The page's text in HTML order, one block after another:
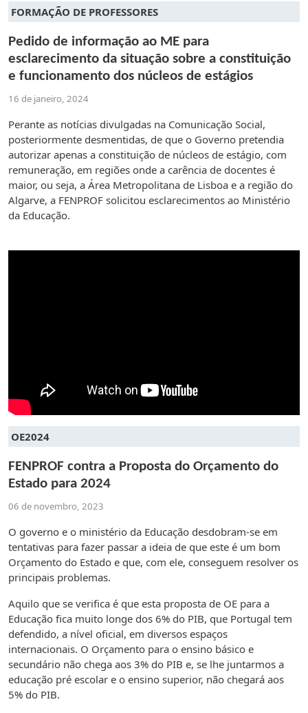
FORMAÇÃO DE PROFESSORES
Pedido de informação ao ME para
esclarecimento da situação sobre a constituição
e funcionamento dos núcleos de estágios
16 de janeiro, 2024
Perante as notícias divulgadas na Comunicação Social,
posteriormente desmentidas, de que o Governo pretendia
autorizar apenas a constituição de núcleos de estágio, com
remuneração, em regiões onde a carência de docentes é
maior, ou seja, a Área Metropolitana de Lisboa e a região do
Algarve, a FENPROF solicitou esclarecimentos ao Ministério
da Educação.
OE2024
FENPROF contra a Proposta do Orçamento do
Estado para 2024
06 de novembro, 2023
O governo e o ministério da Educação desdobram-se em
tentativas para fazer passar a ideia de que este é um bom
Orçamento do Estado e que, com ele, conseguem resolver os
principais problemas.
Aquilo que se verifica é que esta proposta de OE para a
Educação fica muito longe dos 6% do PIB, que Portugal tem
defendido, a nível oficial, em diversos espaços
internacionais. O Orçamento para o ensino básico e
secundário não chega aos 3% do PIB e, se lhe juntarmos a
educação pré escolar e o ensino superior, não chegará aos
5% do PIB.